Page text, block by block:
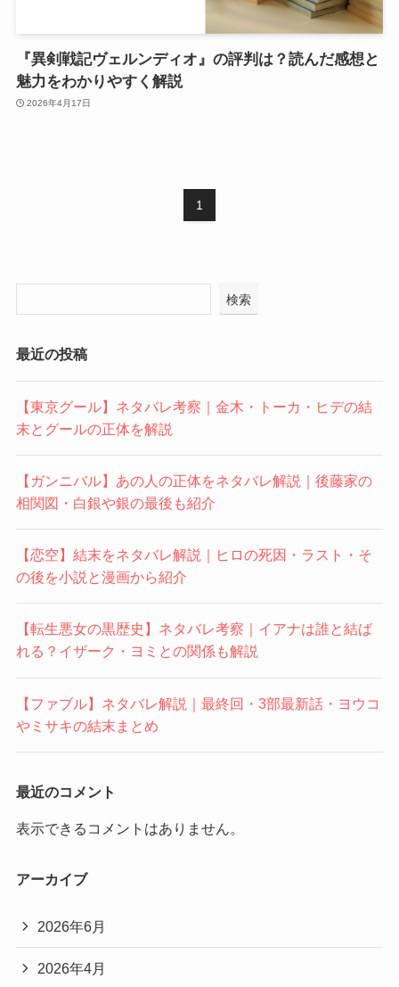
『異剣戦記ヴェルンディオ』の評判は？読んだ感想と
魅力をわかりやすく解説
2026年4月17日
1
検索
最近の投稿
【東京グール】ネタバレ考察｜金木・トーカ・ヒデの結
末とグールの正体を解説
【ガンニバル】あの人の正体をネタバレ解説｜後藤家の
相関図・白銀や銀の最後も紹介
【恋空】結末をネタバレ解説｜ヒロの死因・ラスト・そ
の後を小説と漫画から紹介
【転生悪女の黒歴史】ネタバレ考察｜イアナは誰と結ば
れる？イザーク・ヨミとの関係も解説
【ファブル】ネタバレ解説｜最終回・3部最新話・ヨウコ
やミサキの結末まとめ
最近のコメント
表示できるコメントはありません。
アーカイブ
2026年6月
2026年4月